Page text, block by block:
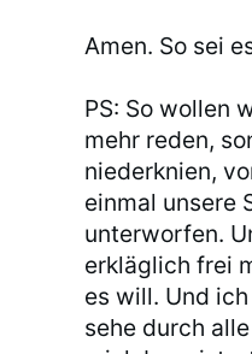
Amen. So sei
PS: So wollen
mehr reden,
niederknien,
einmal unsere
unterworfen.
erkläglich frei
es will. Und
sehe durch